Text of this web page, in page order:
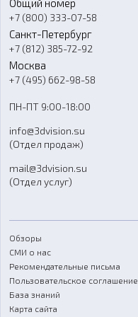
Программное обеспечение
Ремонт и услуги
О компании
Контакты
Гос. закупки
Стать дилером
Блог
FAQ
+7 (800) 333-07-58
Санкт-Петербург
+7 (812) 385-72-92
Москва
+7 (495) 662-98-58
ПН-ПТ 9:00-18:00
info@3dvision.su
(Отдел продаж)
mail@3dvision.su
(Отдел услуг)
Обзоры
СМИ о нас
Рекомендательные письма
Пользовательское соглашение
База знаний
Карта сайта